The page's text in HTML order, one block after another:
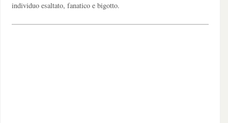
individuo esaltato, fanatico e bigotto.